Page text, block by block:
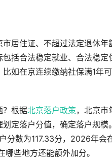
居住证、不超过法定退休年
括合法稳定就业、合法稳定
如在京连续缴纳社保满1年
？根据北京落户政策，北京市
定落户分值，确定落户规
分数为117.33分，2026年会
些地方还能额外加分。